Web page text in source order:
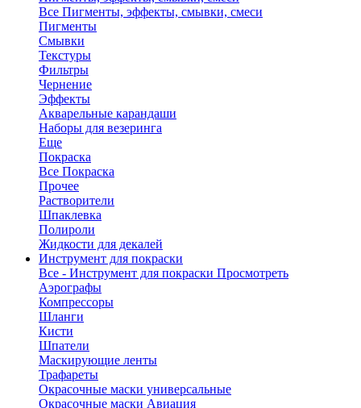
Все Пигменты, эффекты, смывки, смеси
Пигменты
Смывки
Текстуры
Фильтры
Чернение
Эффекты
Акварельные карандаши
Наборы для везеринга
Еще
Покраска
Все Покраска
Прочее
Растворители
Шпаклевка
Полироли
Жидкости для декалей
Инструмент для покраски
Все - Инструмент для покраски Просмотреть
Аэрографы
Компрессоры
Шланги
Кисти
Шпатели
Маскирующие ленты
Трафареты
Окрасочные маски универсальные
Окрасочные маски Авиация